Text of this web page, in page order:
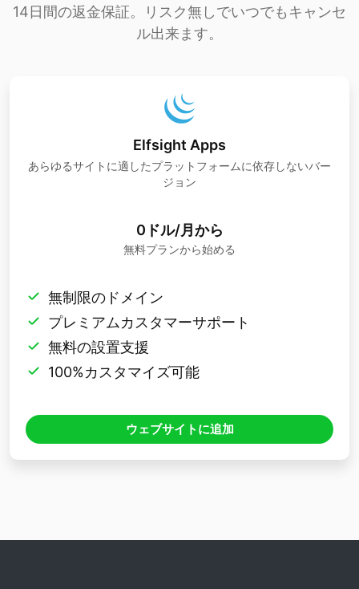
14日間の返金保証。リスク無しでいつでもキャンセ
ル出来ます。
Elfsight Apps
あらゆるサイトに適したプラットフォームに依存しないバー
ジョン
0ドル/月から
無料プランから始める
無制限のドメイン
プレミアムカスタマーサポート
無料の設置支援
100%カスタマイズ可能
ウェブサイトに追加